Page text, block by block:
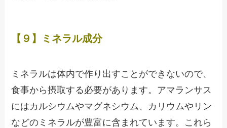
【９】ミネラル成分
ミネラルは体内で作り出すことができないので、
食事から摂取する必要があります。アマランサス
にはカルシウムやマグネシウム、カリウムやリン
などのミネラルが豊富に含まれています。これら